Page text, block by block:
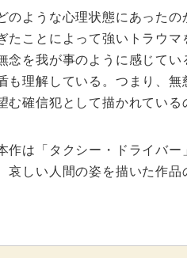
のような心理状態にあった
たことによって強いトラウ
念を我が事のように感じて
も理解している。つまり、
む確信犯として描かれている
作は「タクシー・ドライバ
哀しい人間の姿を描いた作品